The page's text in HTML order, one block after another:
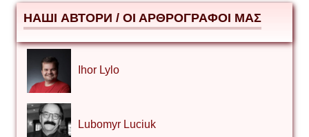
НАШІ АВТОРИ / ΟΙ ΑΡΘΡΟΓΡΑΦΟΙ ΜΑΣ
Ihor Lylo
Lubomyr Luciuk